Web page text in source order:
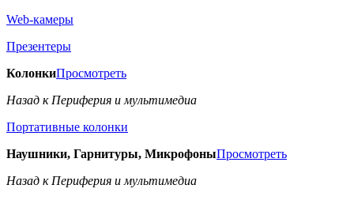
Web-камеры
Презентеры
КолонкиПросмотреть
Назад к Периферия и мультимедиа
Портативные колонки
Наушники, Гарнитуры, МикрофоныПросмотреть
Назад к Периферия и мультимедиа